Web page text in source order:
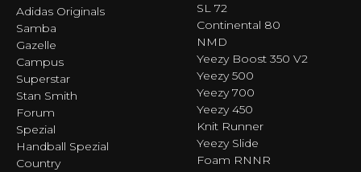
Adidas Originals
Samba
Gazelle
Campus
Superstar
Stan Smith
Forum
Spezial
Handball Spezial
Country
SL 72
Continental 80
NMD
Yeezy Boost 350 V2
Yeezy 500
Yeezy 700
Yeezy 450
Knit Runner
Yeezy Slide
Foam RNNR